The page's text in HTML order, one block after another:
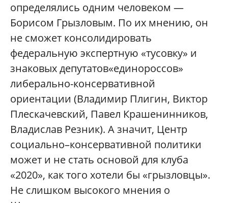
определялись одним человеком —
Борисом Грызловым. По их мнению, он
не сможет консолидировать
федеральную экспертную «тусовку» и
знаковых депутатов«единороссов»
либерально-консервативной
ориентации (Владимир Плигин, Виктор
Плескачевский, Павел Крашенинников,
Владислав Резник). А значит, Центр
социально–консервативной политики
может и не стать основой для клуба
«2020», как того хотели бы «грызловцы».
Не слишком высокого мнения о